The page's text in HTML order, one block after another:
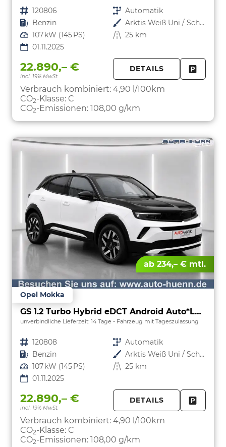
Fahrzeugnr. 120806 Getriebe Automatik
Kraftstoff Benzin Außenfarbe
Arktis Weiß Uni / Schwarzes Dach
Leistung 107 kW (145 PS) Kilometerstand 25 km
01.11.2025
22.890,– €
incl. 19% MwSt.
DETAILS
Verbrauch kombiniert: 4,90 l/100km
CO2-Klasse: C
CO2-Emissionen: 108,00 g/km
ab 234,– € mtl.
Opel Mokka
GS 1.2 Turbo Hybrid eDCT Android Auto*Leder*SHZ*Kamera*Klimaauto*LED*
unverbindliche Lieferzeit: 14 Tage Fahrzeug mit Tageszulassung
Fahrzeugnr. 120808 Getriebe Automatik
Kraftstoff Benzin Außenfarbe
Arktis Weiß Uni / Schwarzes Dach
Leistung 107 kW (145 PS) Kilometerstand 25 km
01.11.2025
22.890,– €
incl. 19% MwSt.
DETAILS
Verbrauch kombiniert: 4,90 l/100km
CO2-Klasse: C
CO2-Emissionen: 108,00 g/km